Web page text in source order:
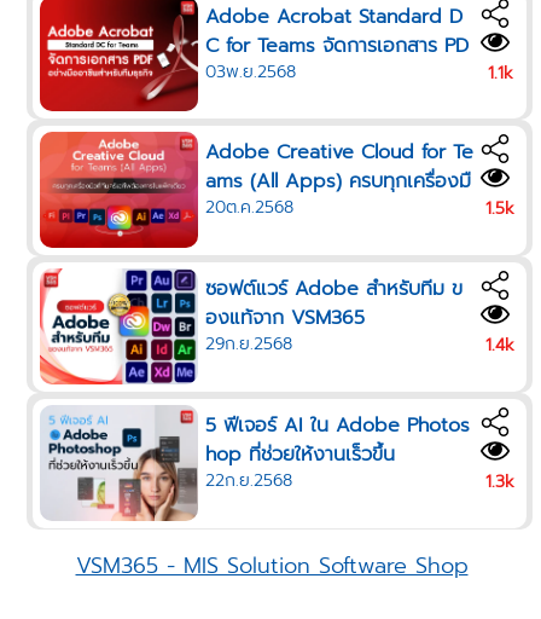
Adobe Acrobat Standard D
C for Teams จัดการเอกสาร PD
F อย่างมืออาชีพสำหรับทีมธุรกิจ
03พ.ย.2568 1.1k
Adobe Creative Cloud for Te
ams (All Apps) ครบทุกเครื่องมื
อที่ทีมครีเอทีฟต้องการในแพ็กเดี
20ต.ค.2568 1.5k
ซอฟต์แวร์ Adobe สำหรับทีม ข
องแท้จาก VSM365
29ก.ย.2568 1.4k
5 ฟีเจอร์ AI ใน Adobe Photos
hop ที่ช่วยให้งานเร็วขึ้น
22ก.ย.2568 1.3k
VSM365 - MIS Solution Software Shop